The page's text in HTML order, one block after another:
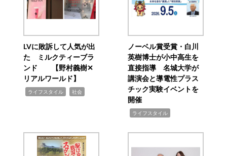
LVに敗訴して人気が出
た ミルクティーブラ
ンド 【野村義樹✕
リアルワールド】
ライフスタイル 社会
ノーベル賞受賞・白川
英樹博士が小中高生を
直接指導 名城大学が
講演会と導電性プラス
チック実験イベントを
開催
ライフスタイル